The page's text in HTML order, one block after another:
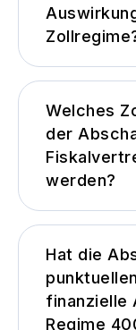
Welches
der
werden?
Hat die
finanzielle
Regime